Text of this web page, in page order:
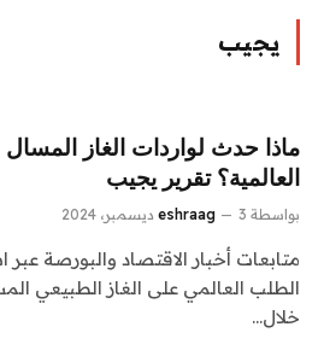
يجيب
ماذا حدث لواردات الغاز
العالمية؟ تقرير يجيب
بواسطة eshraag 3 ديسمبر، 2024
متابعات أخبار الاقتصاد والبورصة عبر
خلال…